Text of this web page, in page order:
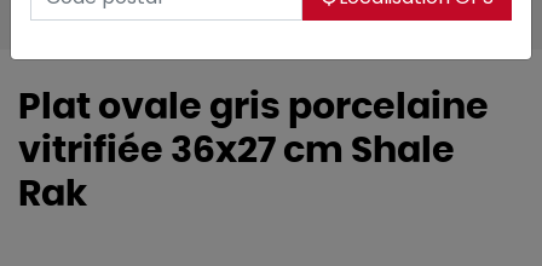
Vaisselle
Assiettes & services
Plat ovale gris porcelaine
vitrifiée 36x27 cm Shale
Rak